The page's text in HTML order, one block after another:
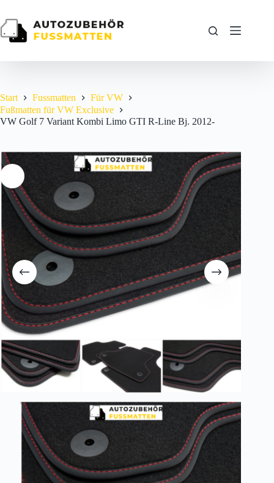
springen
Start Fussmatten
Für VW
Fußmatten für VW Exclusive
VW Golf 7 Variant Kombi Limo GTI R-Line Bj. 2012-